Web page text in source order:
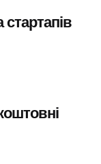
стартапів